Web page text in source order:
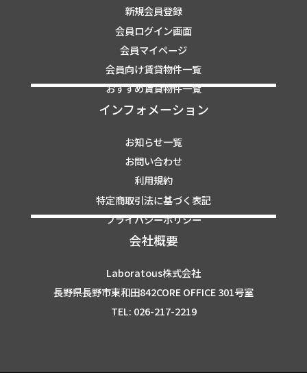
新規会員登録
会員ログイン画面
会員マイページ
会員向け賃貸物件一覧
おすすめ賃貸物件一覧
インフォメーション
お知らせ一覧
お問い合わせ
利用規約
特定商取引法に基づく表記
プライバシーポリシー
会社概要
Laboratous株式会社
長野県長野市東和田842CORE OFFICE 301号室
TEL: 026-217-2219